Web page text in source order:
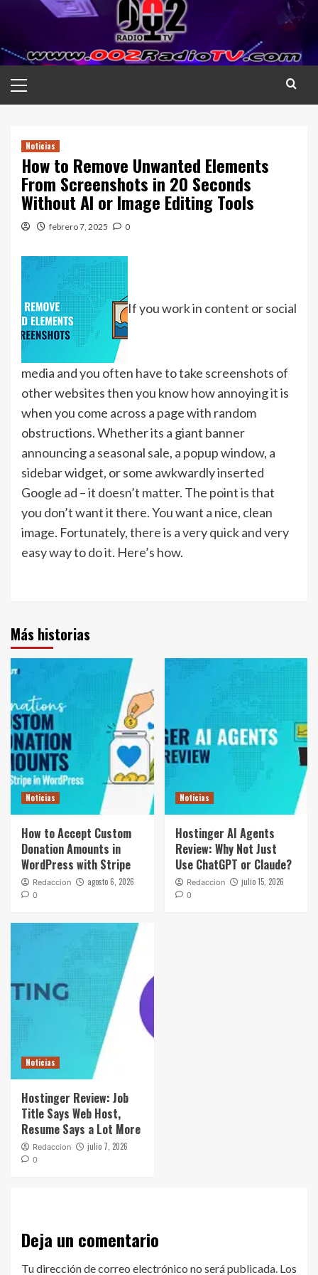
contenido
principal
Noticias
How to Remove Unwanted Elements
From Screenshots in 20 Seconds
Without AI or Image Editing Tools
febrero 7, 2025 0
If you work in content or social
media and you often have to take screenshots of
other websites then you know how annoying it is
when you come across a page with random
obstructions. Whether its a giant banner
announcing a seasonal sale, a popup window, a
sidebar widget, or some awkwardly inserted
Google ad – it doesn’t matter. The point is that
you don’t want it there. You want a nice, clean
image. Fortunately, there is a very quick and very
easy way to do it. Here’s how.
Más historias
Noticias
How to Accept Custom
Donation Amounts in
WordPress with Stripe
Redaccion agosto 6, 2026
0
Noticias
Hostinger AI Agents
Review: Why Not Just
Use ChatGPT or Claude?
Redaccion julio 15, 2026
0
Noticias
Hostinger Review: Job
Title Says Web Host,
Resume Says a Lot More
Redaccion julio 7, 2026
0
Deja un comentario
Tu dirección de correo electrónico no será publicada. Los